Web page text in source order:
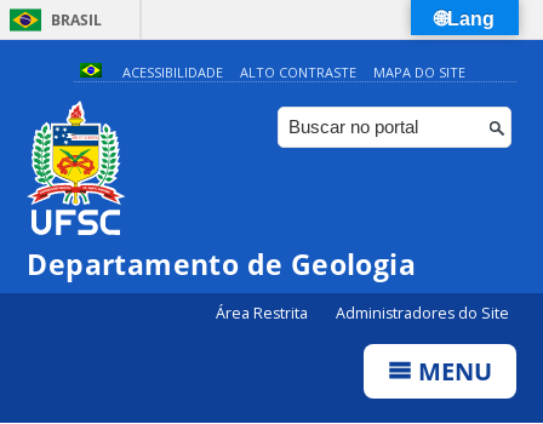
BRASIL
Simplifique!
Comunica BR
Participe
Canais
ACESSIBILIDADE ALTO CONTRASTE MAPA DO SITE
Departamento de Geologia
Área Restrita Administradores do Site
MENU
🌐Lang